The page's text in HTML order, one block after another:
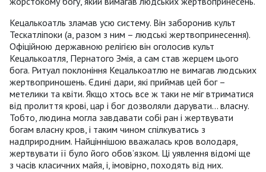
Кецалькоатль зламав усю систему. Він заборонив культ
Тескатліпоки (а, разом з ним – людські жертвопринесення).
Офіційною державною релігією він оголосив культ
Кецалькоатля, Пернатого Змія, а сам став жерцем цього
бога. Ритуал поклоніння Кецалькоатлю не вимагав людських
жертвоприношень. Єдині дари, які приймав цей бог –
метелики та квіти. Якщо хтось все ж таки не міг втриматися
від пролиття крові, цар і бог дозволяли дарувати... власну.
Тобто, людина могла завдавати собі ран і жертвувати
богам власну кров, і таким чином спілкуватись з
надприродним. Найціннішою вважалась кров володаря,
жертвувати її було його обов’язком. Ці уявлення відомі ще
з часів класичних майя, і, імовірно, походять від них.